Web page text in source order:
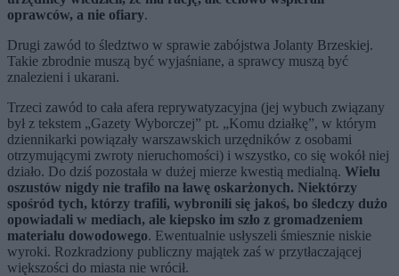
oprawców, a nie ofiary.
Drugi zawód to śledztwo w sprawie zabójstwa Jolanty Brzeskiej.
Takie zbrodnie muszą być wyjaśniane, a sprawcy muszą być
znalezieni i ukarani.
Trzeci zawód to cała afera reprywatyzacyjna (jej wybuch związany
był z tekstem „Gazety Wyborczej” pt. „Komu działkę”, w którym
dziennikarki powiązały warszawskich urzędników z osobami
otrzymującymi zwroty nieruchomości) i wszystko, co się wokół niej
działo. Do dziś pozostała w dużej mierze kwestią medialną. Wielu
oszustów nigdy nie trafiło na ławę oskarżonych. Niektórzy
spośród tych, którzy trafili, wybronili się jakoś, bo śledczy dużo
opowiadali w mediach, ale kiepsko im szło z gromadzeniem
materiału dowodowego. Ewentualnie usłyszeli śmiesznie niskie
wyroki. Rozkradziony publiczny majątek zaś w przytłaczającej
większości do miasta nie wrócił.